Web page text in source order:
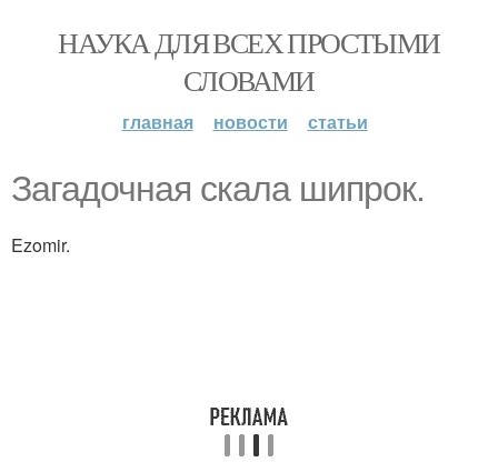
НАУКА ДЛЯ ВСЕХ ПРОСТЫМИ
СЛОВАМИ
главная новости статьи
Загадочная скала шипрок.
Ezomir.